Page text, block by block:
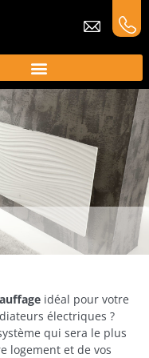
idéal pour votre
électriques ?
qui sera le plus
logement et de vos